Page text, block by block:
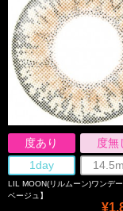
度あり
度無
1day
LIL MOON(リルムーン)ワンデ
ベージュ】